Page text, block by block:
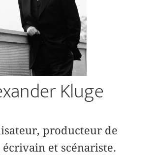
Kluge
producteur de
et scénariste.